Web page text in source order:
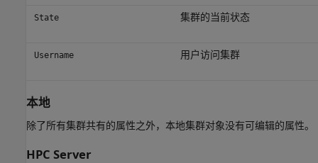
State 集群的当前状态
Username 用户访问集群
本地
除了所有集群共有的属性之外，本地集群对象没有可编辑的属性。
HPC Server